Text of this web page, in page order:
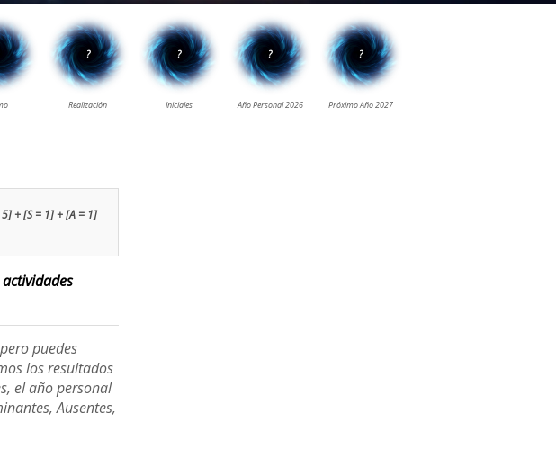
+ [S = 1] + [A = 1]
puedes
los resultados
el año personal
Ausentes,